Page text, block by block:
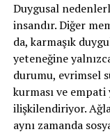
Duygusal
insandır. Diğer
da, karmaşık
yeteneğine
durumu, evrimsel
kurması ve
ilişkilendiriyor.
aynı zamanda